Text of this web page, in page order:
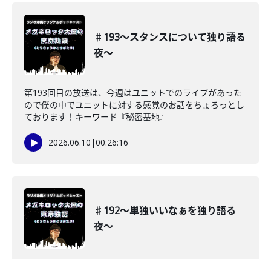
♯193〜スタンスについて独り語る
夜〜
第193回目の放送は、今週はユニットでのライブがあった
ので僕の中でユニットに対する感覚のお話をちょろっとし
ております！キーワード『秘密基地』
2026.06.10 |00:26:16
♯192〜単独いいなぁを独り語る
夜〜